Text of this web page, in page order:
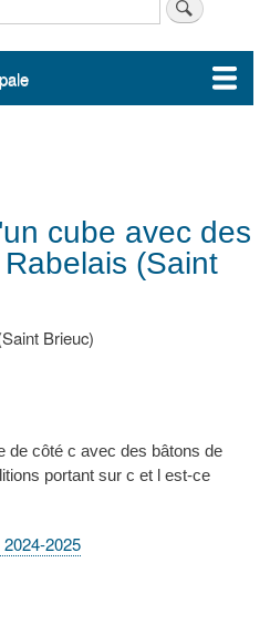
cube avec des
(Saint
Brieuc)
de côté c avec des bâtons de
portant sur c et l est-ce
2025